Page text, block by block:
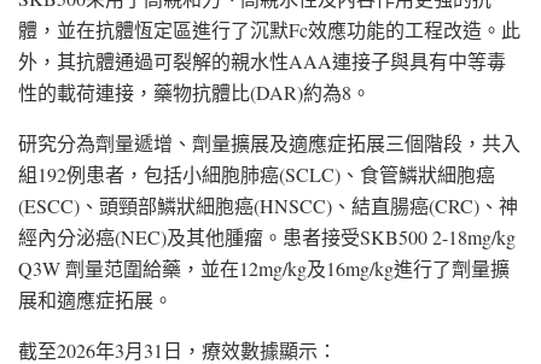
體，並在抗體恆定區進行了沉默Fc效應功能的工程改造。此
外，其抗體通過可裂解的親水性AAA連接子與具有中等毒
性的載荷連接，藥物抗體比(DAR)約為8。
研究分為劑量遞增、劑量擴展及適應症拓展三個階段，共入
組192例患者，包括小細胞肺癌(SCLC)、食管鱗狀細胞癌
(ESCC)、頭頸部鱗狀細胞癌(HNSCC)、結直腸癌(CRC)、神
經內分泌癌(NEC)及其他腫瘤。患者接受SKB500 2-18mg/kg
Q3W 劑量范圍給藥，並在12mg/kg及16mg/kg進行了劑量擴
展和適應症拓展。
截至2026年3月31日，療效數據顯示：